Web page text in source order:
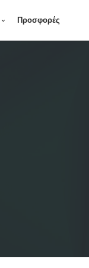
Προσφορές